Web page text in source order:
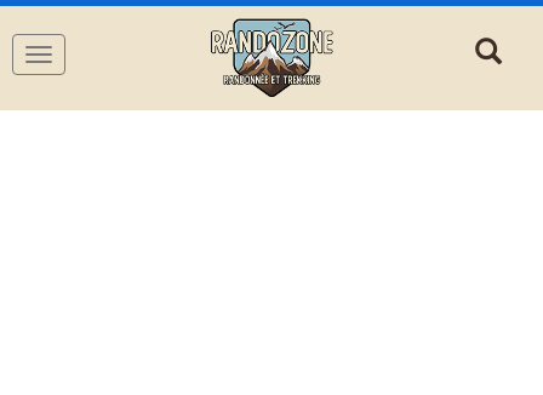
Navigation